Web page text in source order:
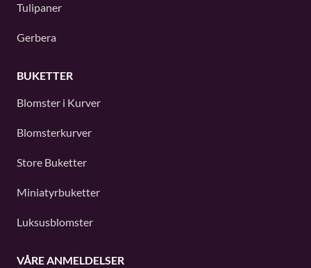
Tulipaner
Gerbera
BUKETTER
Blomster i Kurver
Blomsterkurver
Store Buketter
Miniatyrbuketter
Luksusblomster
VÅRE ANMELDELSER